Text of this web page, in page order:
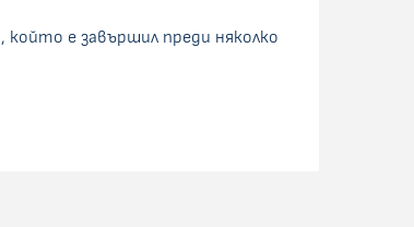
е завършил преди няколко